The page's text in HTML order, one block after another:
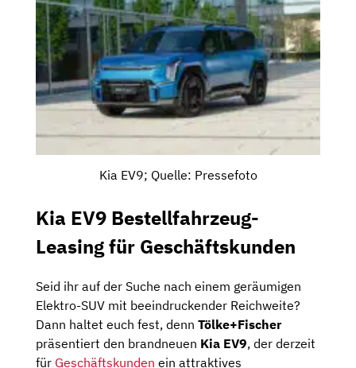
Kia EV9; Quelle: Pressefoto
Kia EV9 Bestellfahrzeug-
Leasing für Geschäftskunden
Seid ihr auf der Suche nach einem geräumigen
Elektro-SUV mit beeindruckender Reichweite?
Dann haltet euch fest, denn Tölke+Fischer
präsentiert den brandneuen Kia EV9, der derzeit
für Geschäftskunden ein attraktives